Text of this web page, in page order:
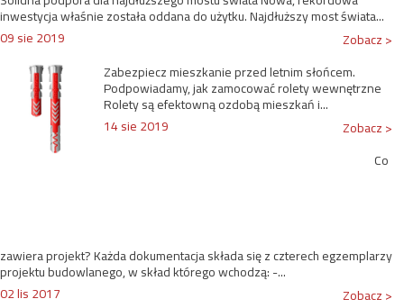
inwestycja właśnie została oddana do użytku. Najdłuższy most świata...
09 sie 2019
Zobacz >
Zabezpiecz mieszkanie przed letnim słońcem.
Podpowiadamy, jak zamocować rolety wewnętrzne
Rolety są efektowną ozdobą mieszkań i...
14 sie 2019
Zobacz >
Co
zawiera projekt? Każda dokumentacja składa się z czterech egzemplarzy
projektu budowlanego, w skład którego wchodzą: -...
02 lis 2017
Zobacz >